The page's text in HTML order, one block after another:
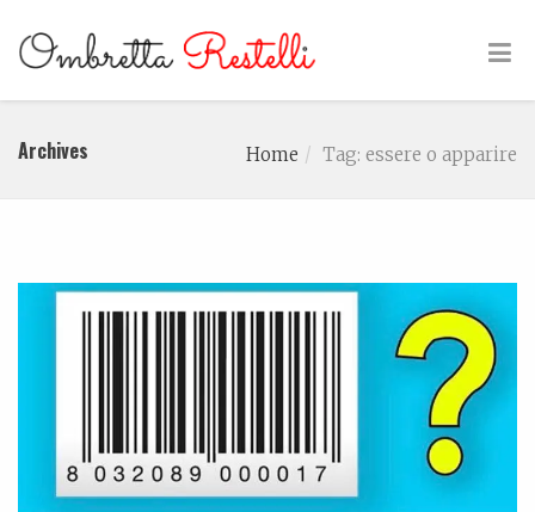
Archives Home Tag: essere o apparire